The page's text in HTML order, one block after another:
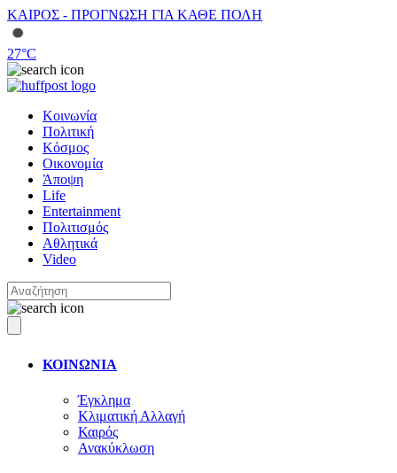
ΚΑΙΡΟΣ - ΠΡΟΓΝΩΣΗ ΓΙΑ ΚΑΘΕ ΠΟΛΗ
27°C
Κοινωνία
Πολιτική
Κόσμος
Οικονομία
Άποψη
Life
Entertainment
Πολιτισμός
Αθλητικά
Video
ΚΟΙΝΩΝΙΑ
Έγκλημα
Κλιματική Αλλαγή
Καιρός
Ανακύκλωση